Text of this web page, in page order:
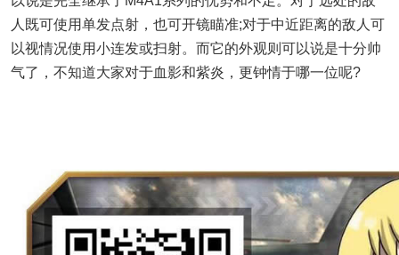
人既可使用单发点射，也可开镜瞄准;对于中近距离的敌人可
以视情况使用小连发或扫射。而它的外观则可以说是十分帅
气了，不知道大家对于血影和紫炎，更钟情于哪一位呢?